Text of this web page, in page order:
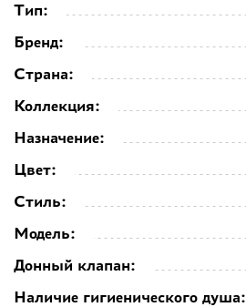
Тип:
Бренд:
Страна:
Коллекция:
Назначение:
Цвет:
Стиль:
Модель:
Донный клапан:
Наличие гигиенического душа: